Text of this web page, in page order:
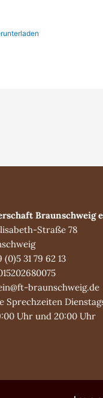
Braunschweig
Straße 78
31 79 62 13
braunschweig.de
Sprechzeiten
Uhr und 20:00 Uhr